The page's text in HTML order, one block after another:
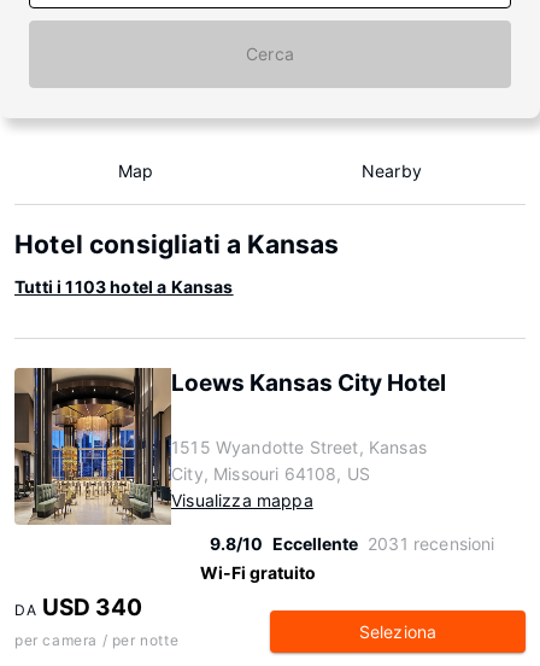
Cerca
Map Nearby
Hotel consigliati a Kansas
Tutti i 1103 hotel a Kansas
Loews Kansas City Hotel
1515 Wyandotte Street, Kansas
City, Missouri 64108, US
Visualizza mappa
9.8/10 Eccellente 2031 recensioni
Wi-Fi gratuito
DA USD 340
per camera / per notte Seleziona